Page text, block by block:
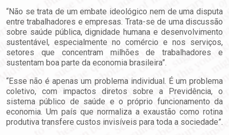
“Não se trata de um embate ideológico nem de uma disputa
entre trabalhadores e empresas. Trata-se de uma discussão
sobre saúde pública, dignidade humana e desenvolvimento
sustentável, especialmente no comércio e nos serviços,
setores que concentram milhões de trabalhadores e
sustentam boa parte da economia brasileira”.
“Esse não é apenas um problema individual. É um problema
coletivo, com impactos diretos sobre a Previdência, o
sistema público de saúde e o próprio funcionamento da
economia. Um país que normaliza a exaustão como rotina
produtiva transfere custos invisíveis para toda a sociedade”.